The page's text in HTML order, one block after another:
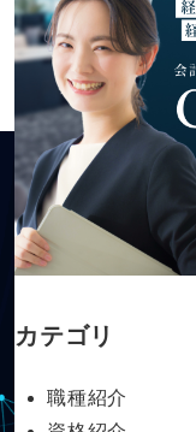
カテゴリ
職種紹介